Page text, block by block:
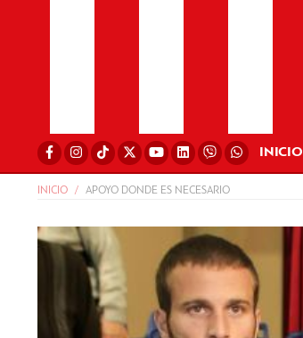
INICIO
INICIO APOYO DONDE ES NECESARIO